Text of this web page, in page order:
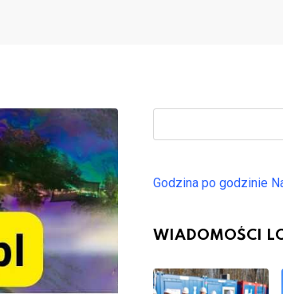
Godzina po godzinie
WIADOMOŚCI